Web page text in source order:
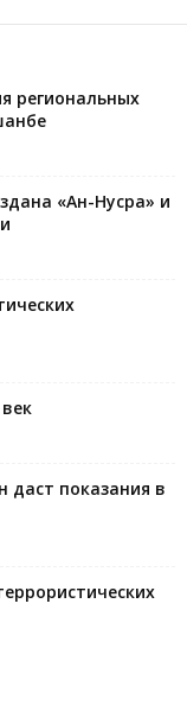
региональных
«Ан-Нусра» и
даст показания в